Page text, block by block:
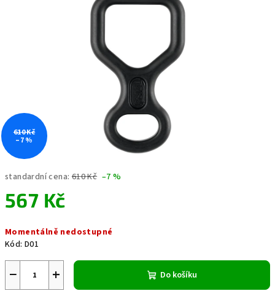
standardní cena: 610 Kč –7 %
567 Kč
cena:
Momentálně nedostupné
Kód: D01
+
− Do košíku
610 Kč
–7 %